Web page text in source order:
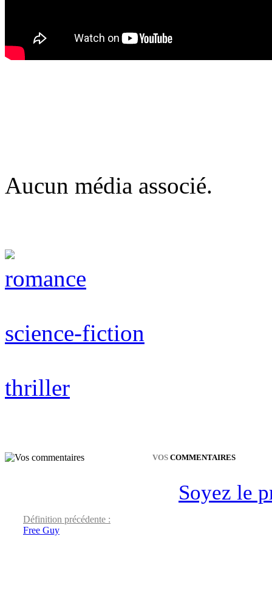
Aucun média associé.
romance
science-fiction
thriller
VOS COMMENTAIRES
Soyez le
Définition précédente :
Free Guy